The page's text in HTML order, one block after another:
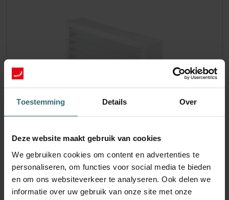
Toestemming Details Over
Deze website maakt gebruik van cookies
We gebruiken cookies om content en advertenties te
personaliseren, om functies voor social media te bieden
en om ons websiteverkeer te analyseren. Ook delen we
informatie over uw gebruik van onze site met onze
Filter Coarse 60% (G4)
Tijdelijk niet leverbaar Deze set bestaat uit 1x filter Grove
60% (G4).
Catalogusnummer: 524000150